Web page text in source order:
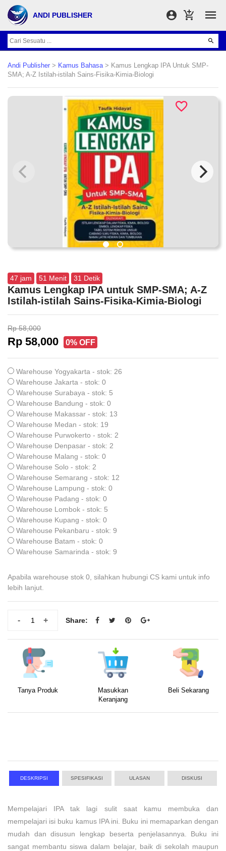
ANDI PUBLISHER
Andi Publisher > Kamus Bahasa> Kamus Lengkap IPA Untuk SMP-
SMA; A-Z Istilah-istilah Sains-Fisika-Kimia-Biologi
47 jam 51 Menit 30 Detik
Kamus Lengkap IPA untuk SMP-SMA; A-Z
Istilah-istilah Sains-Fisika-Kimia-Biologi
Rp 58,000
Rp 58,000 0% OFF
Warehouse Yogyakarta - stok: 26
Warehouse Jakarta - stok: 0
Warehouse Surabaya - stok: 5
Warehouse Bandung - stok: 0
Warehouse Makassar - stok: 13
Warehouse Medan - stok: 19
Warehouse Purwokerto - stok: 2
Warehouse Denpasar - stok: 2
Warehouse Malang - stok: 0
Warehouse Solo - stok: 2
Warehouse Semarang - stok: 12
Warehouse Lampung - stok: 0
Warehouse Padang - stok: 0
Warehouse Lombok - stok: 5
Warehouse Kupang - stok: 0
Warehouse Pekanbaru - stok: 9
Warehouse Batam - stok: 0
Warehouse Samarinda - stok: 9
Apabila warehouse stok 0, silahkan hubungi CS kami untuk info
lebih lanjut.
+
- Share:
Tanya Produk
Masukkan
Keranjang
Beli Sekarang
DESKRIPSI SPESIFIKASI ULASAN DISKUSI
Mempelajari IPA tak lagi sulit saat kamu membuka dan
mempelajari isi buku kamus IPA ini. Buku ini memaparkan dengan
mudah dan disusun lengkap beserta penjelasannya. Buku ini
sangat membantu siswa dalam belajar, baik di sekolah maupun